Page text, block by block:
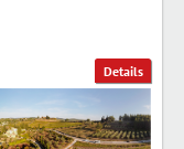
Details